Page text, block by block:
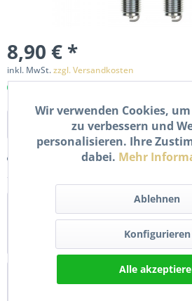
8,90 € *
inkl. MwSt.zzgl. Versandkosten
In den
Bewerten
2x Zündkerze DR8ES. NGK setzt
höchster Qualitätsanforderungen.
Wir verwenden Cookies,
zu verbessern und
personalisieren. Ihre
dabei. Mehr
Ablehnen
Konfigurieren
Alle